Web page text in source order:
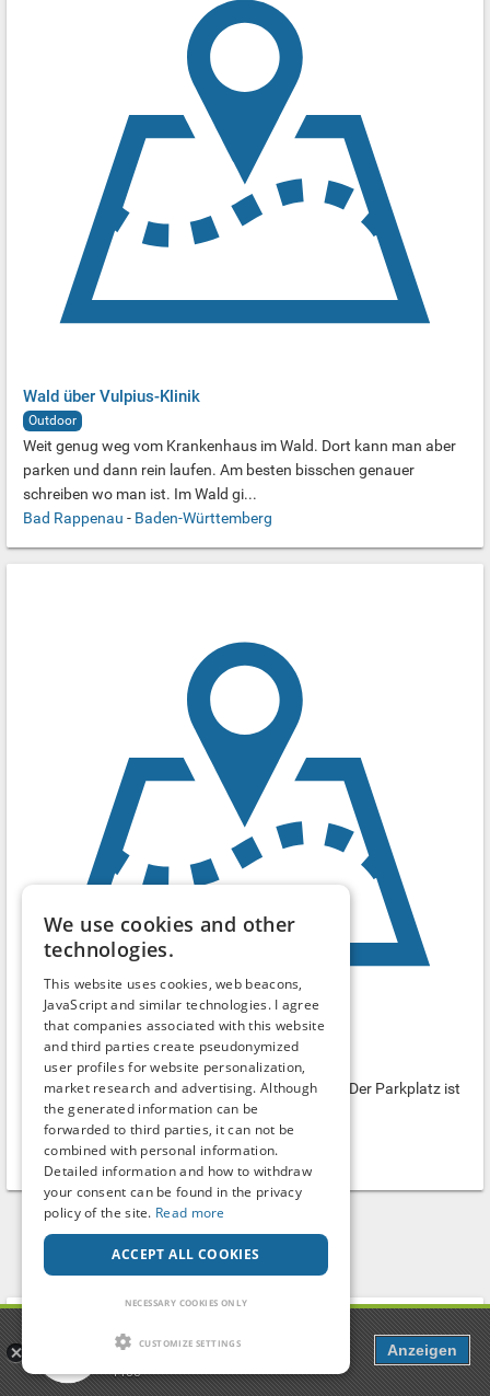
Wald über Vulpius-Klinik
Outdoor
Weit genug weg vom Krankenhaus im Wald. Dort kann man aber
parken und dann rein laufen. Am besten bisschen genauer
schreiben wo man ist. Im Wald gi...
Bad Rappenau - Baden-Württemberg
Park & Meet Parkplatz Neuenstein an der A6
Parking lot
Park &Meet Parkplatz bei Neuenstein an der A6. Der Parkplatz ist
von Neuenstein Richtung Kirchensall nach der
Autobahnanschlussstelle auf der li...
Neuenstein- Baden-Württemberg
1
Dating, Chat & more
Free
Anzeigen
We use cookies and other
technologies.
This website uses cookies, web beacons,
JavaScript and similar technologies. I agree
that companies associated with this website
and third parties create pseudonymized
user profiles for website personalization,
market research and advertising. Although
the generated information can be
forwarded to third parties, it can not be
combined with personal information.
Detailed information and how to withdraw
your consent can be found in the privacy
policy of the site. Read more
ACCEPT ALL COOKIES
NECESSARY COOKIES ONLY
CUSTOMIZE SETTINGS